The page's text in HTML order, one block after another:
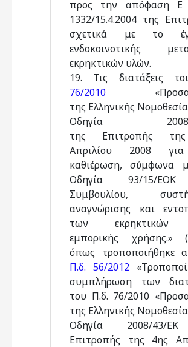
προς την απόφαση Ε
1332/15.4.2004 της
σχετικά με το
ενδοκοινοτικής
εκρηκτικών υλών.
19. Τις διατάξεις
76/2010
της Ελληνικής
Οδηγία 2008/
της Επιτροπής
Απριλίου 2008
καθιέρωση, σύμφωνα
Οδηγία 93/15/
Συμβουλίου,
αναγνώρισης και
των εκρηκτικών
εμπορικής χρήσης.»
όπως τροποποιήθηκε
Π.δ. 56/2012
συμπλήρωση των
του Π.δ. 76/2010
της Ελληνικής
Οδηγία 2008/43/
Επιτροπής της 4ης